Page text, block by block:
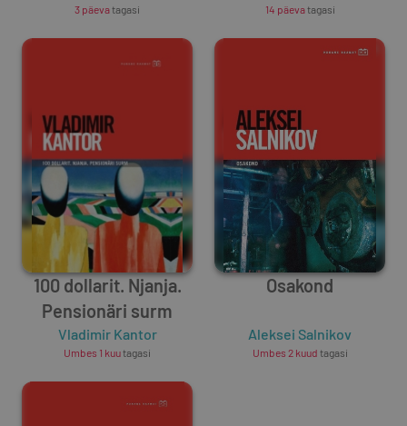
3 päevatagasi 14 päevatagasi
100 dollarit. Njanja.
Pensionäri surm
Vladimir Kantor
Umbes 1 kuutagasi
Osakond
Aleksei Salnikov
Umbes 2 kuud tagasi